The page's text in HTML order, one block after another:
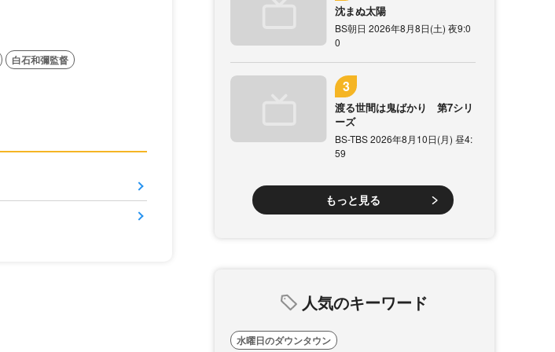
白石和彌監督
沈まぬ太陽
BS朝日 2026年8月8日(土) 夜9:0
0
渡る世間は鬼ばかり 第7シリ
ーズ
BS-TBS 2026年8月10日(月) 昼4:
59
もっと見る
人気のキーワード
水曜日のダウンタウン